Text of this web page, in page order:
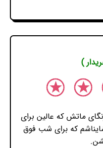
)
ماتش که عالین برای
که برای شب فوق